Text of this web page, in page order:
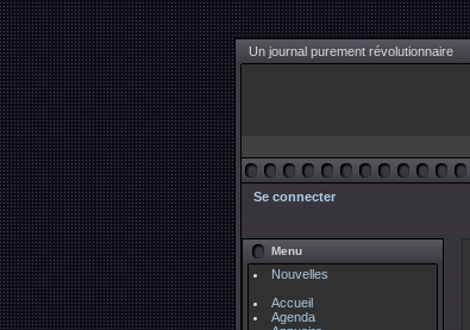
Un journal purement révolutionnaire
Se connecter
Menu
Nouvelles
Accueil
Agenda